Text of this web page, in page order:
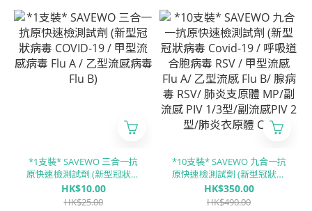
胞病毒 / ADV腺病毒)
*1支裝* SAVEWO 三合一抗
原快速檢測試劑 (新型冠狀病
毒 COVID-19 / 甲型流感病毒
Flu A / 乙型流感病毒 Flu B)
HK$10.00
HK$25.00
*10支裝* SAVEWO 九合一抗
原快速檢測試劑 (新型冠狀病
毒 Covid-19 / 呼吸道合胞病
毒 RSV / 甲型流感 Flu A/ ⼄型
HK$350.00
HK$490.00